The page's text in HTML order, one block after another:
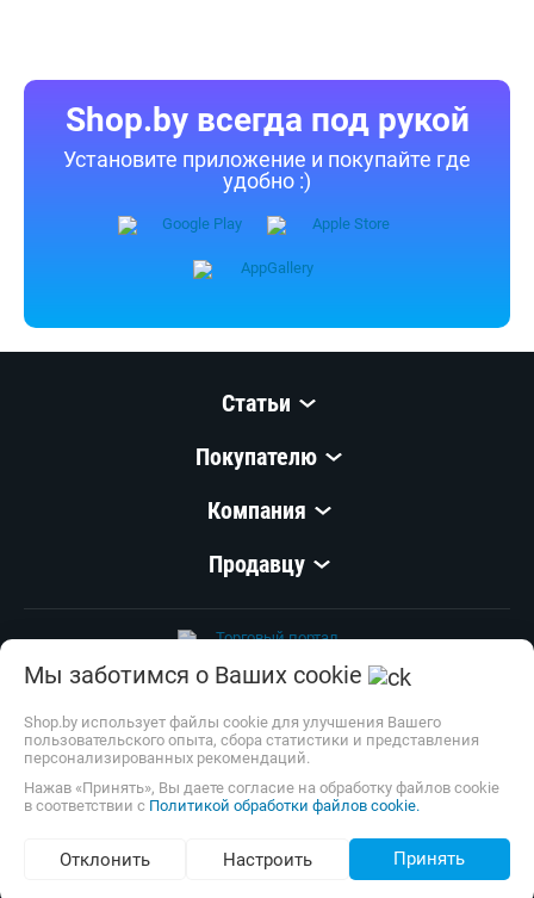
Shop.by всегда под рукой
Установите приложение и покупайте где
удобно :)
Статьи
Покупателю
Компания
Продавцу
ООО «Открытый Контакт»
УНП 100008738
Настройка cookie
Мы заботимся о Ваших cookie
Shop.by использует файлы cookie для улучшения Вашего
пользовательского опыта, сбора статистики и представления
персонализированных рекомендаций.
Нажав «Принять», Вы даете согласие на обработку файлов cookie
в соответствии с Политикой обработки файлов cookie.
Отклонить Настроить Принять